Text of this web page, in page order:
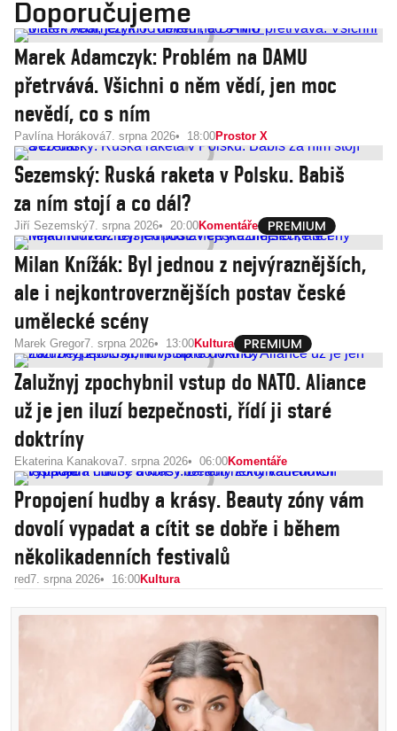
Doporučujeme
Marek Adamczyk: Problém na DAMU
přetrvává. Všichni o něm vědí, jen moc
nevědí, co s ním
Pavlína Horáková7. srpna 2026 18:00Prostor X
Sezemský: Ruská raketa v Polsku. Babiš
za ním stojí a co dál?
Jiří Sezemský7. srpna 2026 20:00Komentáře
Milan Knížák: Byl jednou z nejvýraznějších,
ale i nejkontroverznějších postav české
umělecké scény
Marek Gregor7. srpna 2026 13:00Kultura
Zalužnyj zpochybnil vstup do NATO. Aliance
už je jen iluzí bezpečnosti, řídí ji staré
doktríny
Ekaterina Kanakova7. srpna 2026 06:00Komentáře
Propojení hudby a krásy. Beauty zóny vám
dovolí vypadat a cítit se dobře i během
několikadenních festivalů
red7. srpna 2026 16:00Kultura